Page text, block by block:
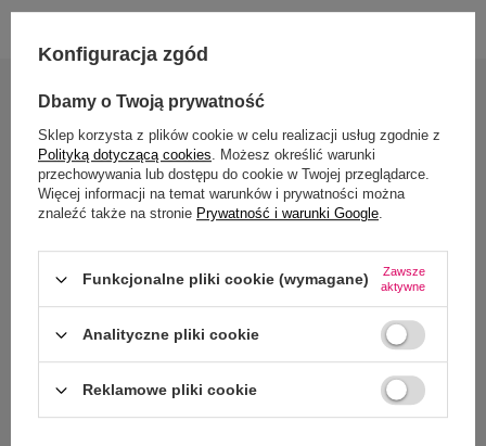
Konfiguracja zgód
Dbamy o Twoją prywatność
Sklep korzysta z plików cookie w celu realizacji usług zgodnie z
Polityką dotyczącą cookies. Możesz określić warunki
przechowywania lub dostępu do cookie w Twojej przeglądarce.
Więcej informacji na temat warunków i prywatności można
znaleźć także na stronie Prywatność i warunki Google.
Funkcjonalne pliki cookie (wymagane)
Zawsze
aktywne
Analityczne pliki cookie
Reklamowe pliki cookie